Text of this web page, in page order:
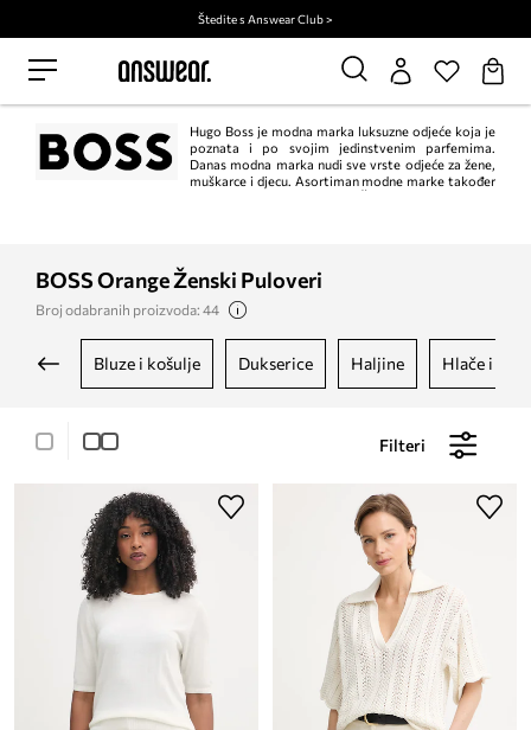
Štedite s Answear Club >
Hugo Boss je modna marka luksuzne odjeće koja je
poznata i po svojim jedinstvenim parfemima.
Danas modna marka nudi sve vrste odjeće za žene,
muškarce i djecu. Asortiman modne marke također
BOSS Orange Ženski Puloveri
Broj odabranih proizvoda: 44
bluze i košulje dukserice haljine hlače i
Filteri